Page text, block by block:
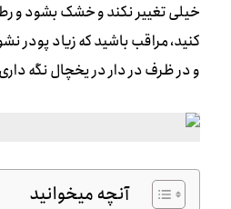
خیلی تغییر نکند و خشک بشود و
کنید، مراقب باشید که زیاد پودر
و در ظرف در دار در یخچال نگه
آنچه میخوانید